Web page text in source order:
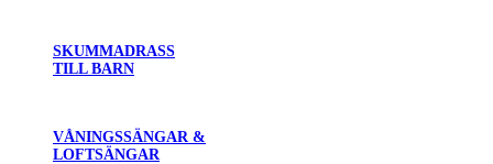
SKUMMADRASS
TILL BARN
VÅNINGSSÄNGAR &
LOFTSÄNGAR